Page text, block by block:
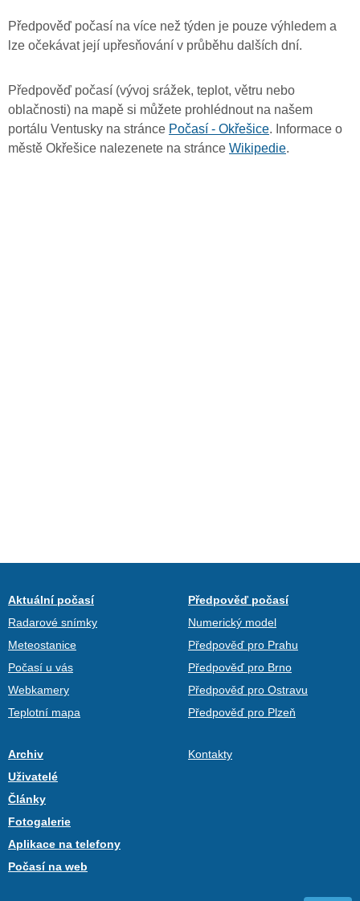
Předpověď počasí na více než týden je pouze výhledem a
lze očekávat její upřesňování v průběhu dalších dní.
Předpověď počasí (vývoj srážek, teplot, větru nebo
oblačnosti) na mapě si můžete prohlédnout na našem
portálu Ventusky na stránce Počasí - Okřešice. Informace o
městě Okřešice nalezenete na stránce Wikipedie.
Aktuální počasí
Radarové snímky
Meteostanice
Počasí u vás
Webkamery
Teplotní mapa
Předpověď počasí
Numerický model
Předpověď pro Prahu
Předpověď pro Brno
Předpověď pro Ostravu
Předpověď pro Plzeň
Archiv
Uživatelé
Články
Fotogalerie
Aplikace na telefony
Počasí na web
Kontakty